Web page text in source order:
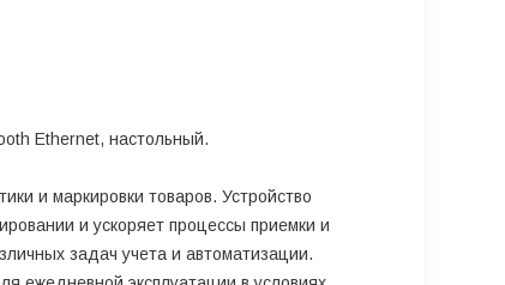
Ethernet, настольный.
и маркировки товаров. Устройство
и ускоряет процессы приемки и
задач учета и автоматизации.